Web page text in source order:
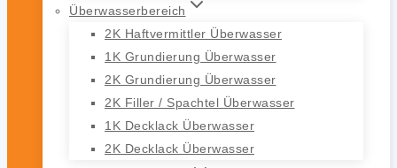
Überwasserbereich
2K Haftvermittler Überwasser
1K Grundierung Überwasser
2K Grundierung Überwasser
2K Filler / Spachtel Überwasser
1K Decklack Überwasser
2K Decklack Überwasser